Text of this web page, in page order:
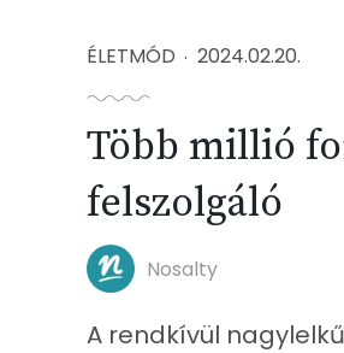
ÉLETMÓD 2024.02.20.
Több millió
felszolgáló
Nosalty
A rendkívül